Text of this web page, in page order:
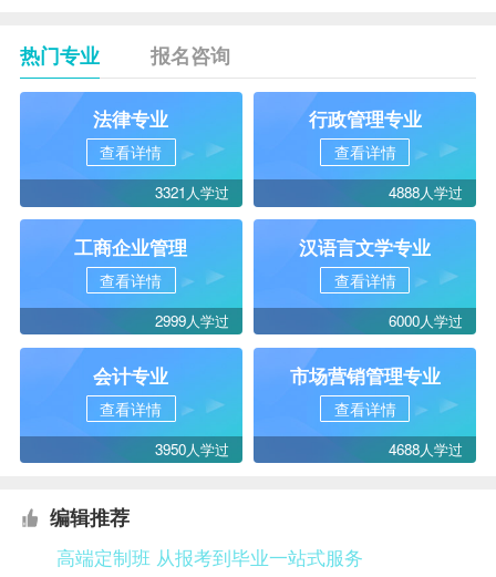
热门专业 报名咨询
法律专业
查看详情
3321人学过
行政管理专业
查看详情
4888人学过
工商企业管理
查看详情
2999人学过
汉语言文学专业
查看详情
6000人学过
会计专业
查看详情
3950人学过
市场营销管理专业
查看详情
4688人学过
编辑推荐
高端定制班 从报考到毕业一站式服务